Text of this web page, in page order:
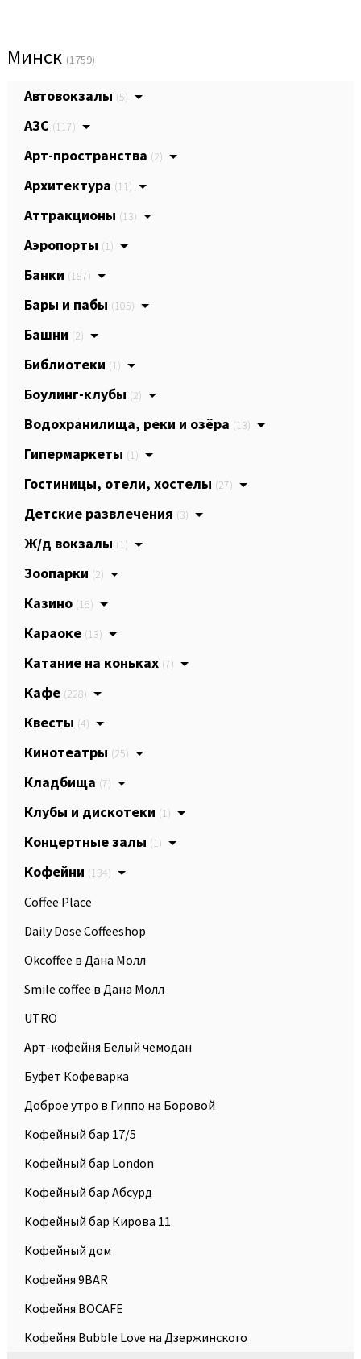
Минск (1759)
Автовокзалы (5)
АЗС (117)
Арт-пространства (2)
Архитектура (11)
Аттракционы (13)
Аэропорты (1)
Банки (187)
Бары и пабы (105)
Башни (2)
Библиотеки (1)
Боулинг-клубы (2)
Водохранилища, реки и озёра (13)
Гипермаркеты (1)
Гостиницы, отели, хостелы (27)
Детские развлечения (3)
Ж/д вокзалы (1)
Зоопарки (2)
Казино (16)
Караоке (13)
Катание на коньках (7)
Кафе (228)
Квесты (4)
Кинотеатры (25)
Кладбища (7)
Клубы и дискотеки (1)
Концертные залы (1)
Кофейни (134)
Coffee Place
Daily Dose Coffeeshop
Okcoffee в Дана Молл
Smile coffee в Дана Молл
UTRO
Арт-кофейня Белый чемодан
Буфет Кофеварка
Доброе утро в Гиппо на Боровой
Кофейный бар 17/5
Кофейный бар London
Кофейный бар Абсурд
Кофейный бар Кирова 11
Кофейный дом
Кофейня 9BAR
Кофейня BOCAFE
Кофейня Bubble Love на Дзержинского